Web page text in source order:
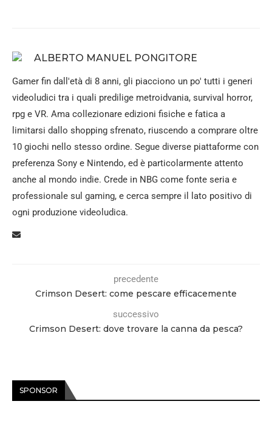
ALBERTO MANUEL PONGITORE
Gamer fin dall'età di 8 anni, gli piacciono un po' tutti i generi
videoludici tra i quali predilige metroidvania, survival horror,
rpg e VR. Ama collezionare edizioni fisiche e fatica a
limitarsi dallo shopping sfrenato, riuscendo a comprare oltre
10 giochi nello stesso ordine. Segue diverse piattaforme con
preferenza Sony e Nintendo, ed è particolarmente attento
anche al mondo indie. Crede in NBG come fonte seria e
professionale sul gaming, e cerca sempre il lato positivo di
ogni produzione videoludica.
precedente
Crimson Desert: come pescare efficacemente
successivo
Crimson Desert: dove trovare la canna da pesca?
SPONSOR